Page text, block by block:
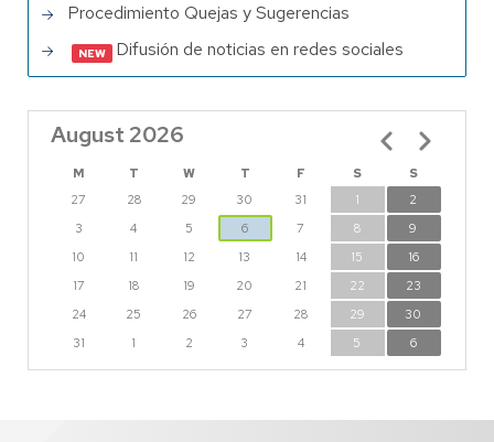
Procedimiento Quejas y Sugerencias
Difusión de noticias en redes sociales
August 2026
M T W T F S
S
27
28 29 30 31 1
2
3
4 5 6 7 8
9
10
11 12 13 14 15
16
17
18 19 20 21 22
23
24
25 26 27 28 29
30
31
1 2 3 4 5 6
Pagination